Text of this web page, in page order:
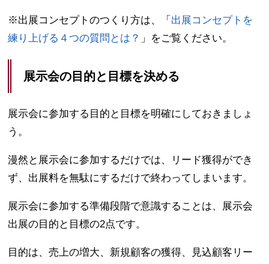
※出展コンセプトのつくり方は、「 出展コンセプトを
練り上げる４つの質問とは？ 」をご覧ください。
展示会の目的と目標を決める
展示会に参加する目的と目標を明確にしておきましょ
う。
漫然と展示会に参加するだけでは、リード獲得ができ
ず、出展料を無駄にするだけで終わってしまいます。
展示会に参加する準備段階で意識することは、展示会
出展の目的と目標の2点です。
目的は、売上の増大、新規顧客の獲得、見込顧客リー